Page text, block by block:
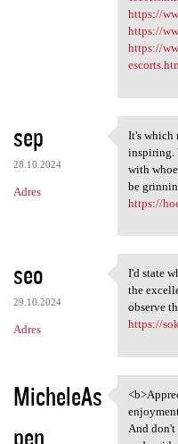
https://
https://
https://
sep
28.10.2024
Adres
It's
It's which
inspiring.
with
be
https://
seo
29.10.2024
Adres
I'd state
I'd state
the
observe
https://
MicheleAs
pen
And don't